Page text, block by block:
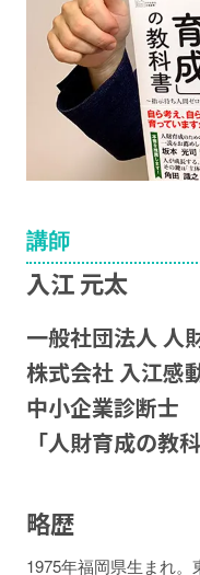
講師
入江 元太
一般社団法人
株式会社 入江
中小企業診断士
「人財育成の教
略歴
1975年福岡県生まれ。